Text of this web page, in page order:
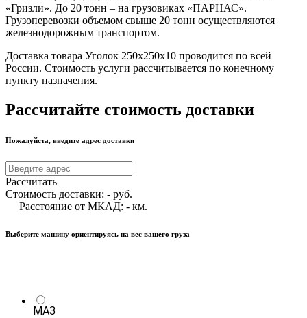
«Гризли». До 20 тонн – на грузовиках «ПАРНАС».
Грузоперевозки объемом свыше 20 тонн осуществляются
железнодорожным транспортом.
Доставка товара Уголок 250х250х10 проводится по всей
России. Стоимость услуги рассчитывается по конечному
пункту назначения.
Рассчитайте стоимость доставки
Пожалуйста, введите адрес доставки
Рассчитать
Стоимость доставки: - руб.
Расстояние от МКАД: - км.
Выберите машину ориентируясь на вес вашего груза
МАЗ